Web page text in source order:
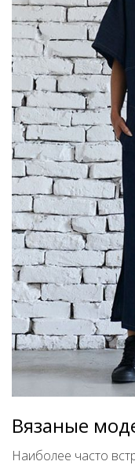
Вязаные
Наиболее часто